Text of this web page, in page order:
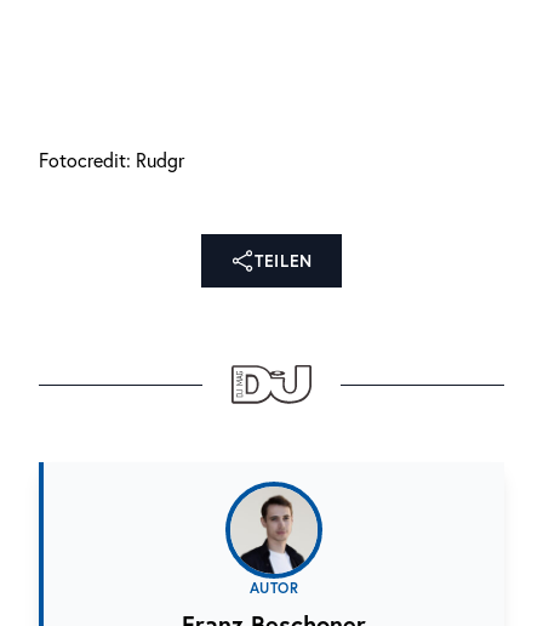
Fotocredit: Rudgr
TEILEN
AUTOR